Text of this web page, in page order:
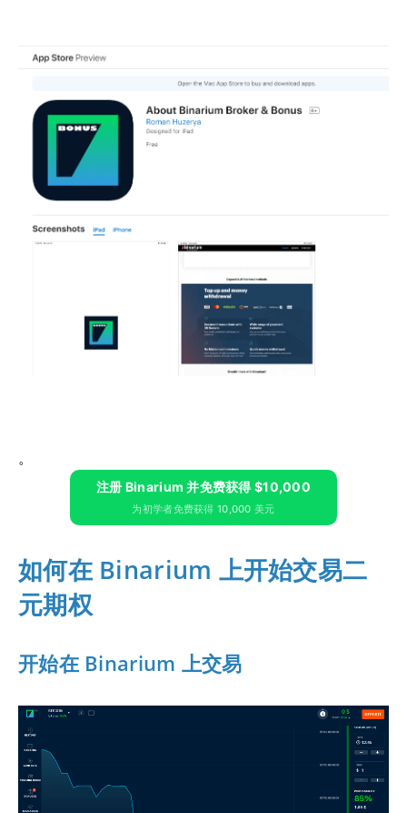
。
注册 Binarium 并免费获得 $10,000
为初学者免费获得 10,000 美元
如何在 Binarium 上开始交易二
元期权
开始在 Binarium 上交易